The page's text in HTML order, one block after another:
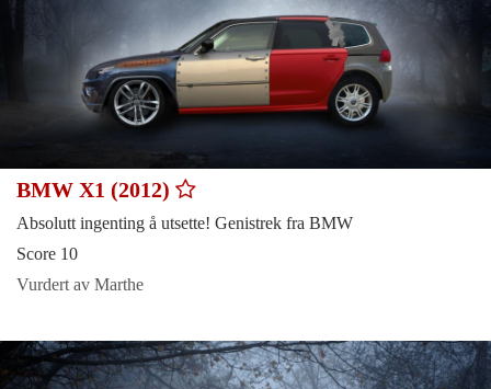
BMW X1 (2012)
Absolutt ingenting å utsette! Genistrek fra BMW
Score 10
Vurdert av Marthe